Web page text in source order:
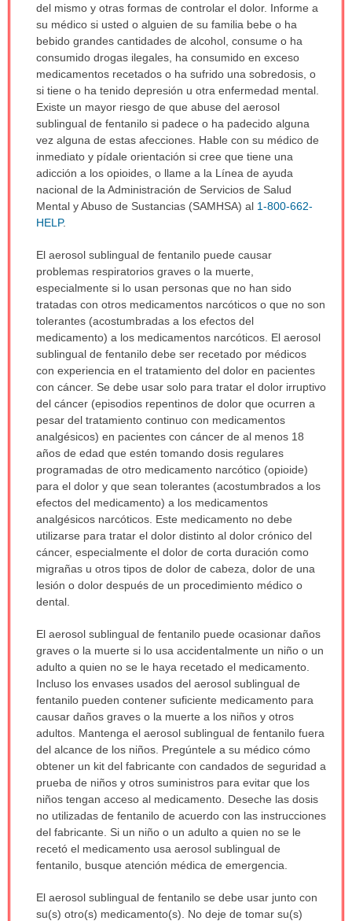
del mismo y otras formas de controlar el dolor. Informe a
su médico si usted o alguien de su familia bebe o ha
bebido grandes cantidades de alcohol, consume o ha
consumido drogas ilegales, ha consumido en exceso
medicamentos recetados o ha sufrido una sobredosis, o
si tiene o ha tenido depresión u otra enfermedad mental.
Existe un mayor riesgo de que abuse del aerosol
sublingual de fentanilo si padece o ha padecido alguna
vez alguna de estas afecciones. Hable con su médico de
inmediato y pídale orientación si cree que tiene una
adicción a los opioides, o llame a la Línea de ayuda
nacional de la Administración de Servicios de Salud
Mental y Abuso de Sustancias (SAMHSA) al 1-800-662-
HELP.
El aerosol sublingual de fentanilo puede causar
problemas respiratorios graves o la muerte,
especialmente si lo usan personas que no han sido
tratadas con otros medicamentos narcóticos o que no son
tolerantes (acostumbradas a los efectos del
medicamento) a los medicamentos narcóticos. El aerosol
sublingual de fentanilo debe ser recetado por médicos
con experiencia en el tratamiento del dolor en pacientes
con cáncer. Se debe usar solo para tratar el dolor irruptivo
del cáncer (episodios repentinos de dolor que ocurren a
pesar del tratamiento continuo con medicamentos
analgésicos) en pacientes con cáncer de al menos 18
años de edad que estén tomando dosis regulares
programadas de otro medicamento narcótico (opioide)
para el dolor y que sean tolerantes (acostumbrados a los
efectos del medicamento) a los medicamentos
analgésicos narcóticos. Este medicamento no debe
utilizarse para tratar el dolor distinto al dolor crónico del
cáncer, especialmente el dolor de corta duración como
migrañas u otros tipos de dolor de cabeza, dolor de una
lesión o dolor después de un procedimiento médico o
dental.
El aerosol sublingual de fentanilo puede ocasionar daños
graves o la muerte si lo usa accidentalmente un niño o un
adulto a quien no se le haya recetado el medicamento.
Incluso los envases usados del aerosol sublingual de
fentanilo pueden contener suficiente medicamento para
causar daños graves o la muerte a los niños y otros
adultos. Mantenga el aerosol sublingual de fentanilo fuera
del alcance de los niños. Pregúntele a su médico cómo
obtener un kit del fabricante con candados de seguridad a
prueba de niños y otros suministros para evitar que los
niños tengan acceso al medicamento. Deseche las dosis
no utilizadas de fentanilo de acuerdo con las instrucciones
del fabricante. Si un niño o un adulto a quien no se le
recetó el medicamento usa aerosol sublingual de
fentanilo, busque atención médica de emergencia.
El aerosol sublingual de fentanilo se debe usar junto con
su(s) otro(s) medicamento(s). No deje de tomar su(s)